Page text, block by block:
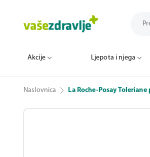
Akcije Ljepota i njega
Naslovnica La Roche-Posay